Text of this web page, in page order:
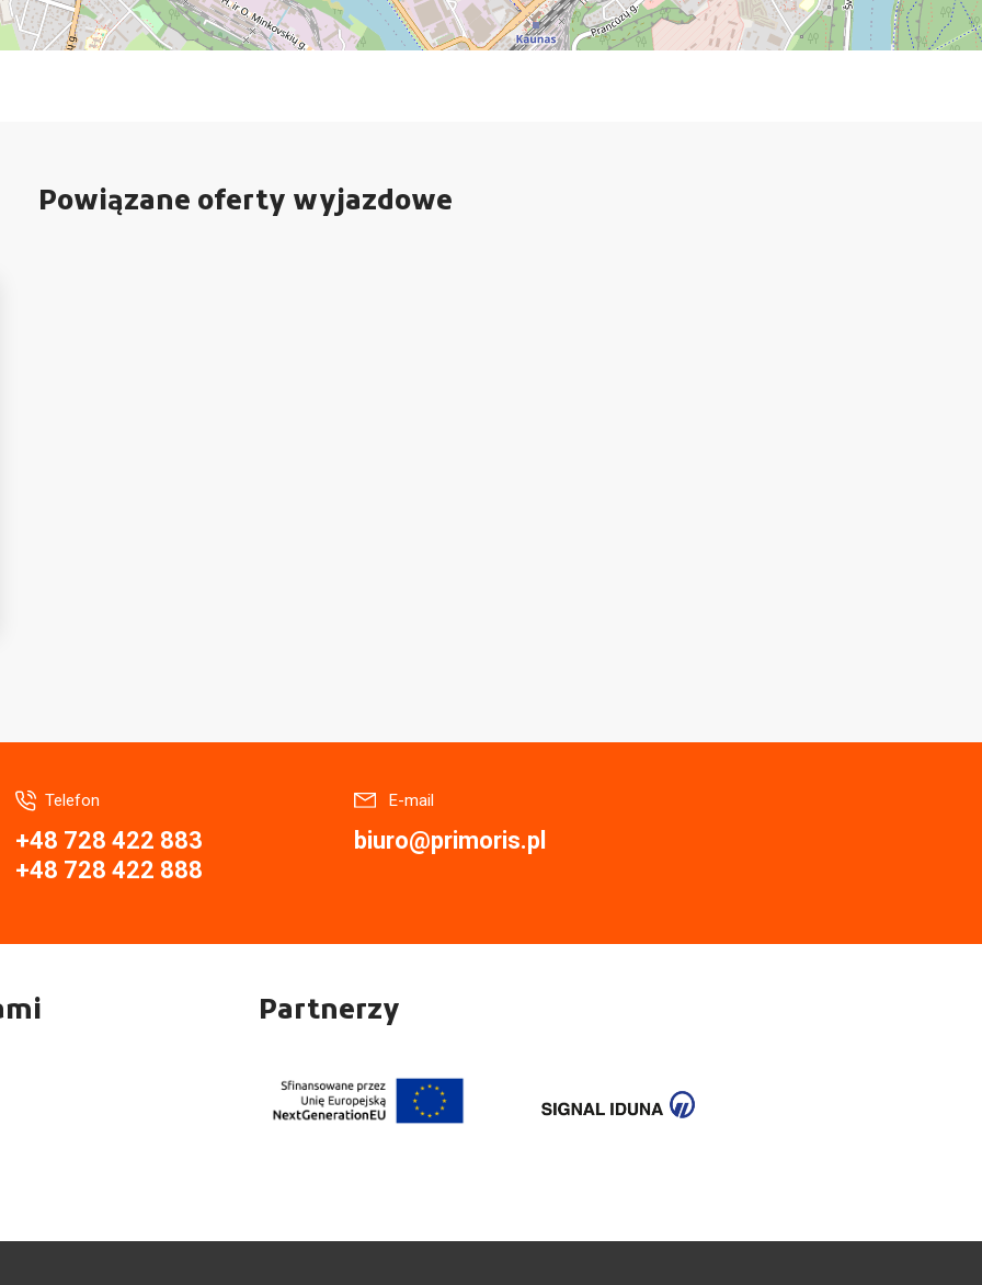
Powiązane oferty wyjazdowe
Telefon
+48 728 422 883
+48 728 422 888
E-mail
biuro@primoris.pl
Partnerzy